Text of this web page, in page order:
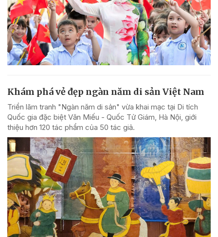
Khám phá vẻ đẹp ngàn năm di sản Việt Nam
Triển lãm tranh "Ngàn năm di sản" vừa khai mạc tại Di tích
Quốc gia đặc biệt Văn Miếu - Quốc Tử Giám, Hà Nội, giới
thiệu hơn 120 tác phẩm của 50 tác giả.